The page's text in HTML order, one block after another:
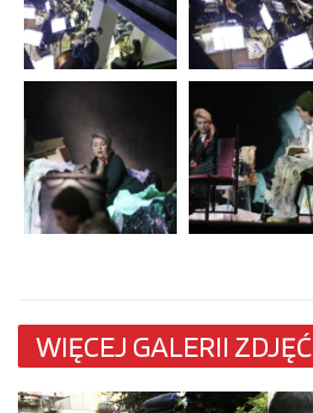
WIĘCEJ GALERII ZDJĘĆ